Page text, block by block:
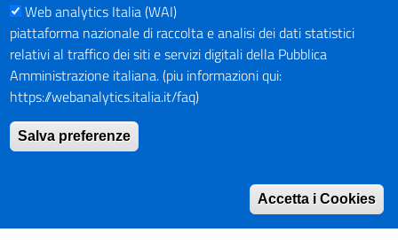
PAGAMENTI
SOCIAL NETWORKS
Pagina Facebook
Profilo Instagram
PNRR (Piano Nazionale di Ripresa e Resilienza)
Web analytics Italia (WAI)
piattaforma nazionale di raccolta e analisi dei dati statistici
relativi al traffico dei siti e servizi digitali della Pubblica
Amministrazione italiana. (piu informazioni qui:
https://webanalytics.italia.it/faq)
Salva preferenze
Accetta i Cookies